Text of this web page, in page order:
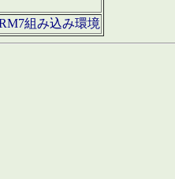
組み込み環境